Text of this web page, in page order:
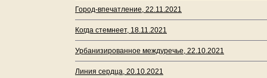
Город-впечатление, 22.11.2021
Когда стемнеет, 18.11.2021
Урбанизированное междуречье, 22.10.2021
Линия сердца, 20.10.2021